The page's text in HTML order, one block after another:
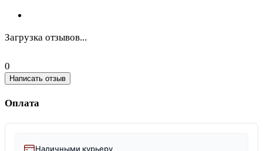
Загрузка отзывов...
0
Написать отзыв
Оплата
Наличными курьеру